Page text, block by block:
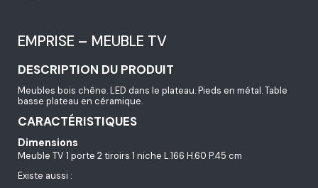
EMPRISE – MEUBLE TV
DESCRIPTION DU PRODUIT
Meubles bois chêne. LED dans le plateau. Pieds en métal. Table
basse plateau en céramique.
CARACTÉRISTIQUES
Dimensions
Meuble TV 1 porte 2 tiroirs 1 niche L.166 H.60 P.45 cm
Existe aussi :